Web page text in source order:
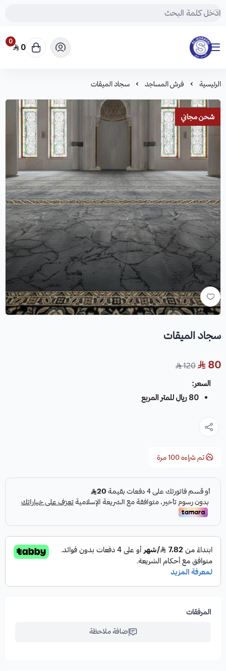
مفروشات السريع-اكبر متجر سجاد في المملكة
0
0
الرئيسية فرش المساجد سجاد الميقات
شحن مجاني
سجاد الميقات
80
120
السعر:
80 ريال للمتر المربع
تم شراءه100مرة
المرفقات
إضافة ملاحظة